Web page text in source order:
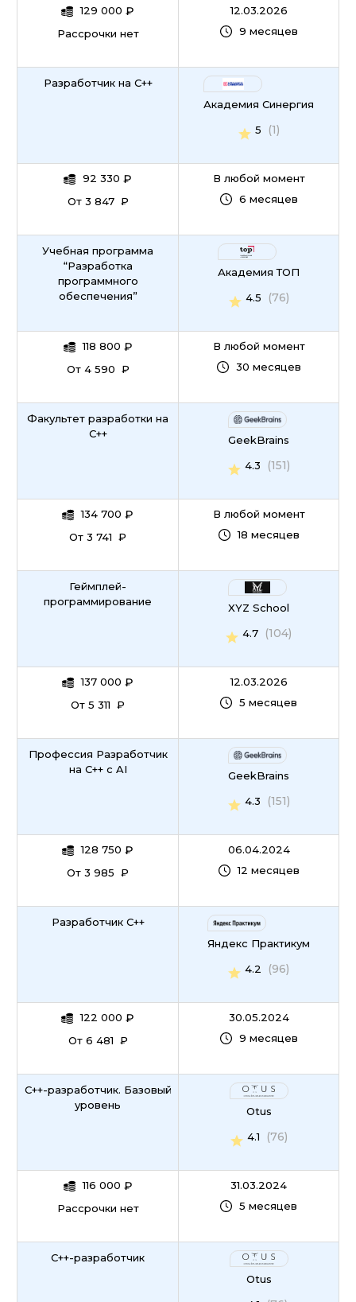
129 000 ₽
Рассрочки нет
12.03.2026
9 месяцев
Разработчик на С++
92 330 ₽
От 3 847 ₽
Академия Синергия
5
(1)
В любой момент
6 месяцев
Учебная программа
“Разработка
программного
обеспечения”
118 800 ₽
От 4 590 ₽
Академия ТОП
4.5
(76)
В любой момент
30 месяцев
Факультет разработки на
С++
134 700 ₽
От 3 741 ₽
GeekBrains
4.3
(151)
В любой момент
18 месяцев
Геймплей-
программирование
137 000 ₽
От 5 311 ₽
XYZ School
4.7
(104)
12.03.2026
5 месяцев
Профессия Разработчик
на C++ c AI
128 750 ₽
От 3 985 ₽
GeekBrains
4.3
(151)
06.04.2024
12 месяцев
Разработчик C++
122 000 ₽
От 6 481 ₽
Яндекс Практикум
4.2
(96)
30.05.2024
9 месяцев
C++-разработчик. Базовый
уровень
116 000 ₽
Рассрочки нет
Otus
4.1
(76)
31.03.2024
5 месяцев
C++-разработчик
Otus